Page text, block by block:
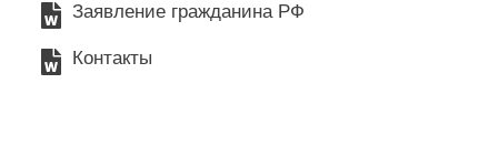
Заявление гражданина РФ
Контакты